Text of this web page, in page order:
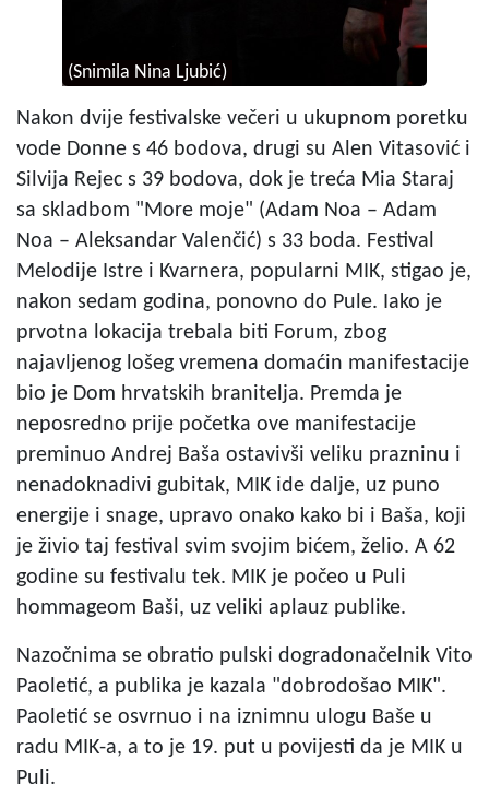
(Snimila Nina Ljubić)
Nakon dvije festivalske večeri u ukupnom poretku
vode Donne s 46 bodova, drugi su Alen Vitasović i
Silvija Rejec s 39 bodova, dok je treća Mia Staraj
sa skladbom "More moje" (Adam Noa – Adam
Noa – Aleksandar Valenčić) s 33 boda. Festival
Melodije Istre i Kvarnera, popularni MIK, stigao je,
nakon sedam godina, ponovno do Pule. Iako je
prvotna lokacija trebala biti Forum, zbog
najavljenog lošeg vremena domaćin manifestacije
bio je Dom hrvatskih branitelja. Premda je
neposredno prije početka ove manifestacije
preminuo Andrej Baša ostavivši veliku prazninu i
nenadoknadivi gubitak, MIK ide dalje, uz puno
energije i snage, upravo onako kako bi i Baša, koji
je živio taj festival svim svojim bićem, želio. A 62
godine su festivalu tek. MIK je počeo u Puli
hommageom Baši, uz veliki aplauz publike.
Nazočnima se obratio pulski dogradonačelnik Vito
Paoletić, a publika je kazala "dobrodošao MIK".
Paoletić se osvrnuo i na iznimnu ulogu Baše u
radu MIK-a, a to je 19. put u povijesti da je MIK u
Puli.